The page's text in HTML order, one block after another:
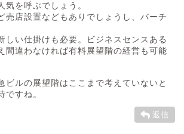
気を呼ぶでしょう。
売店設置などもありでしょうし、バーチ
しい仕掛けも必要。ビジネスセンスある
間違わなければ有料展望階の経営も可能
ビルの展望階はここまで考えていないと
ですね。
返信